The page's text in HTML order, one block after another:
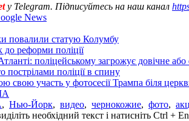
у Telegram. Підписуйтесь на наш канал
News
повалили статую Колумбу
реформи поліції
поліцейському загрожує довічне або
поліції в спину
участь у фотосесії Трампа біля
, Нью-Йорк, видео, чернокожие, фото,
необхідний текст і натисніть Ctrl +